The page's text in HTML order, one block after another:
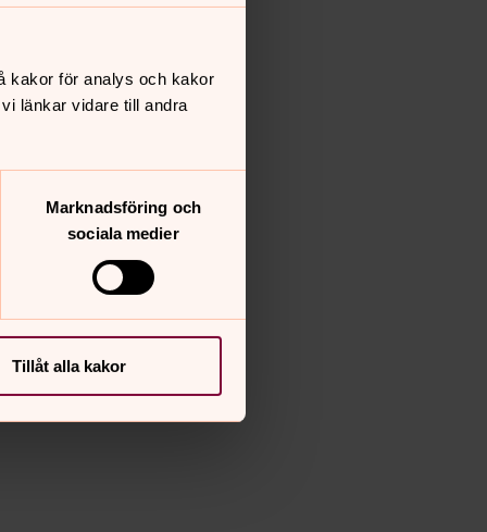
kakor för analys och kakor
länkar vidare till andra
Marknadsföring och
sociala medier
Tillåt alla kakor